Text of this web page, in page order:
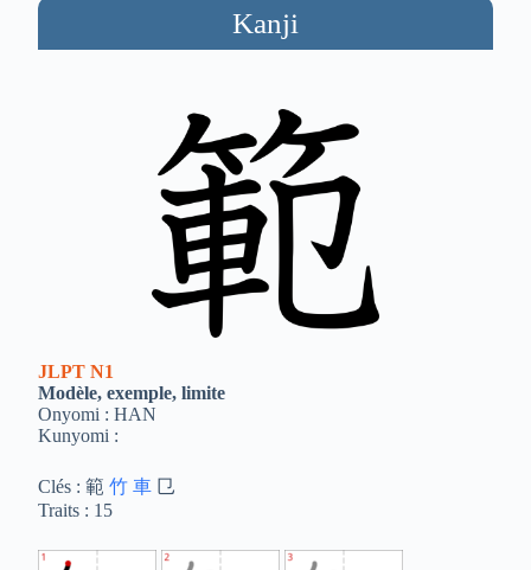
Kanji
JLPT N1
Modèle, exemple, limite
Onyomi : HAN
Kunyomi :
Clés : 範竹 車 㔾
Traits : 15